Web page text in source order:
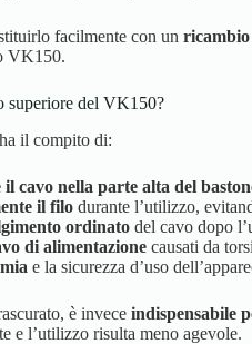
facilmente con un
VK150.
superiore del VK150?
ha il compito di:
il cavo nella parte alta del
il filo durante l’utilizzo,
ordinato del cavo dopo
di alimentazione causati da
e la sicurezza d’uso
è invece indispensabile
e l’utilizzo risulta meno agevole.